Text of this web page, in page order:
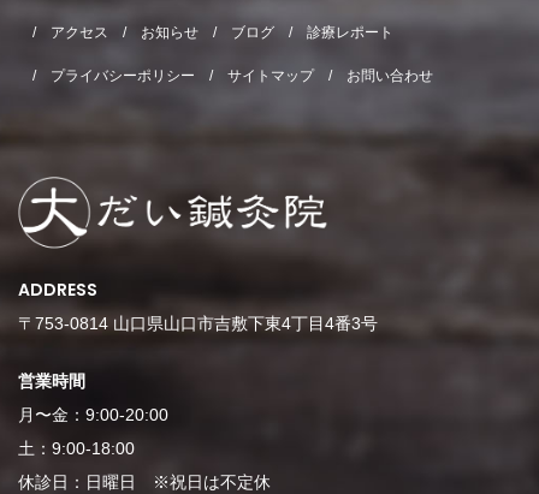
アクセス お知らせ ブログ 診療レポート
プライバシーポリシー サイトマップ お問い合わせ
ADDRESS
〒753-0814 山口県山口市吉敷下東4丁目4番3号
営業時間
月〜金：9:00-20:00
土：9:00-18:00
休診日：日曜日 ※祝日は不定休